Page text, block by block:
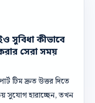
সুবিধা কীভাবে
সেরা সময়
টিম দ্রুত উত্তর দিতে
সুযোগ হারাচ্ছেন, তখন